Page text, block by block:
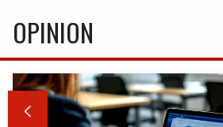
OPINION
